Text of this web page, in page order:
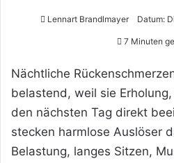
Lennart Brandlmayer Datum:
7 Minuten
Nächtliche
belastend, weil sie
den nächsten Tag direkt
stecken harmlose Auslöser
Belastung, langes Sitzen,